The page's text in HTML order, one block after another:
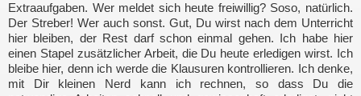
Extraaufgaben. Wer meldet sich heute freiwillig? Soso, natürlich.
Der Streber! Wer auch sonst. Gut, Du wirst nach dem Unterricht
hier bleiben, der Rest darf schon einmal gehen. Ich habe hier
einen Stapel zusätzlicher Arbeit, die Du heute erledigen wirst. Ich
bleibe hier, denn ich werde die Klausuren kontrollieren. Ich denke,
mit Dir kleinen Nerd kann ich rechnen, so dass Du die